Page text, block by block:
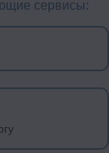
сервисы: